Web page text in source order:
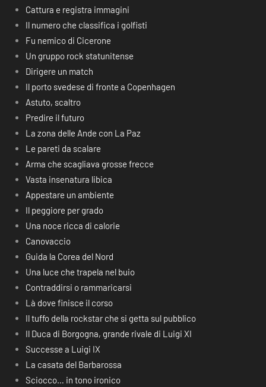
Cattura e registra immagini
Il numero che classifica i golfisti
Fu nemico di Cicerone
Un gruppo rock statunitense
Dirigere un match
Il porto svedese di fronte a Copenhagen
Astuto, scaltro
Predire il futuro
La zona delle Ande con La Paz
Le pareti da scalare
Arma che scagliava grosse frecce
Vasta insenatura libica
Appestare un ambiente
Il peggiore per grado
Una noce ricca di calorie
Canovaccio
Guida la Corea del Nord
Una luce che trapela nel buio
Contraddirsi o rammaricarsi
Là dove finisce il corso
Il tuffo della rockstar che si getta sul pubblico
Il Duca di Borgogna, grande rivale di Luigi XI
Successe a Luigi IX
La casata del Barbarossa
Sciocco… in tono ironico